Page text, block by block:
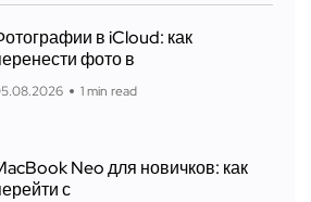
в iCloud: как
фото в
1 min read
Neo для новичков: как
с